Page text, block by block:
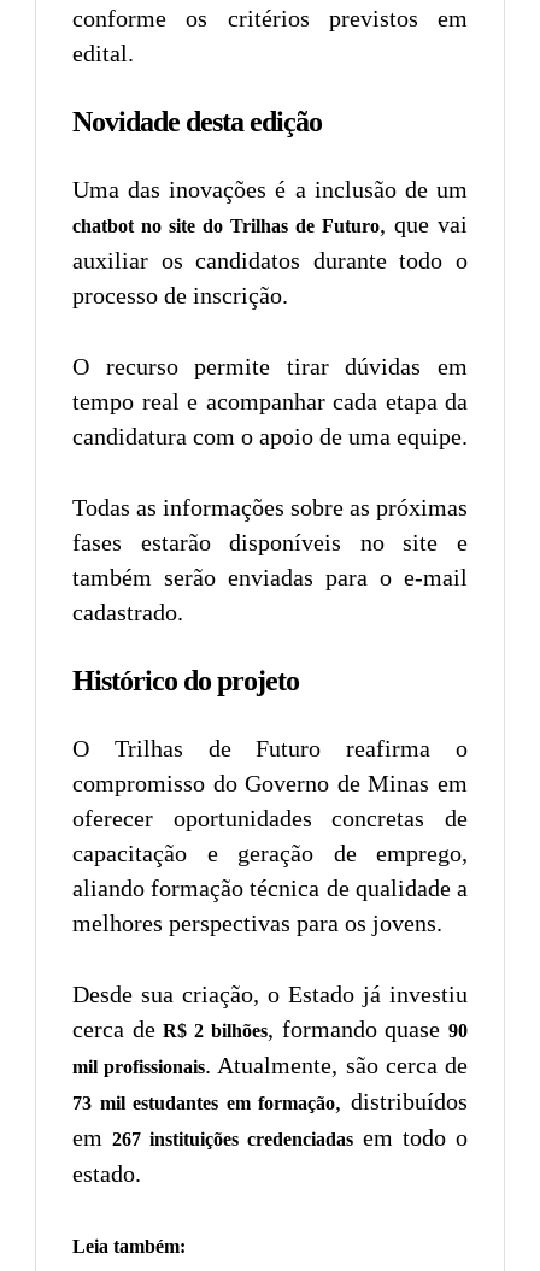
conforme os critérios previstos em
edital.
Novidade desta edição
Uma das inovações é a inclusão de um
chatbot no site do Trilhas de Futuro, que vai
auxiliar os candidatos durante todo o
processo de inscrição.
O recurso permite tirar dúvidas em
tempo real e acompanhar cada etapa da
candidatura com o apoio de uma equipe.
Todas as informações sobre as próximas
fases estarão disponíveis no site e
também serão enviadas para o e-mail
cadastrado.
Histórico do projeto
O Trilhas de Futuro reafirma o
compromisso do Governo de Minas em
oferecer oportunidades concretas de
capacitação e geração de emprego,
aliando formação técnica de qualidade a
melhores perspectivas para os jovens.
Desde sua criação, o Estado já investiu
cerca deR$ 2 bilhões, formando quase90
mil profissionais. Atualmente, são cerca de
73 mil estudantes em formação, distribuídos
em 267 instituições credenciadas em todo o
estado.
Leia também: